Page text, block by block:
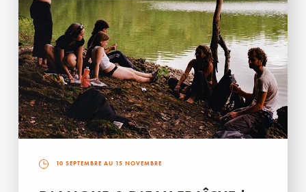
10 SEPTEMBRE AU 15 NOVEMBRE